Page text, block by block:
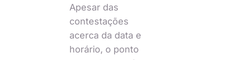
Apesar das
contestações
acerca da data e
horário, o ponto